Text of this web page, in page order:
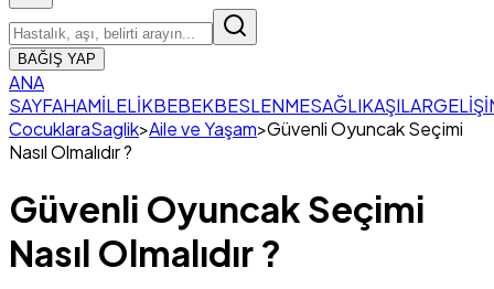
BAĞIŞ YAP
ANA
SAYFAHAMİLELİKBEBEKBESLENMESAĞLIKAŞILAR
CocuklaraSaglik>Aile ve Yaşam>Güvenli Oyuncak Seçimi
Nasıl Olmalıdır ?
Güvenli Oyuncak Seçimi
Nasıl Olmalıdır ?